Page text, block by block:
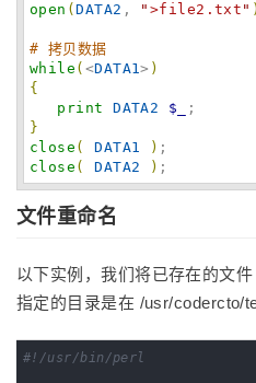
open (DATA2 , " >file2.txt " )
# 拷贝数据
while ( <DATA1> )
{
print
DATA2 $_
}
close ( DATA1 )
close ( DATA2 ) ;
文件重命名
以下实例，我们将已存在的文
指定的目录是在 /usr/codercto/
#!/usr/bin/perl